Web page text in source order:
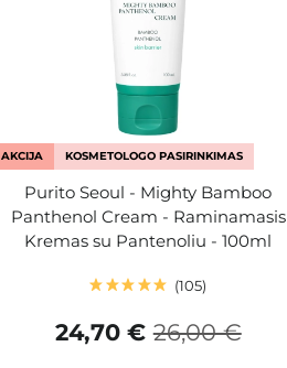
AKCIJA KOSMETOLOGO PASIRINKIMAS
Purito Seoul - Mighty Bamboo
Panthenol Cream - Raminamasis
Kremas su Pantenoliu - 100ml
105
26,00 €
24,70 €